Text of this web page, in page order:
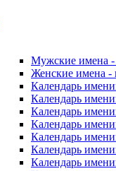
Мужские имена
Женские имена
Календарь
Календарь
Календарь
Календарь
Календарь
Календарь
Календарь